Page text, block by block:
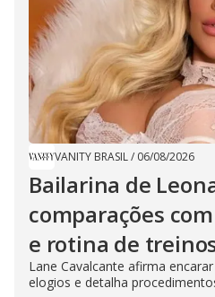
VANITY BRASIL/ 06/08/2026
Bailarina de
comparações
e rotina de
Lane Cavalcante afirma
elogios e detalha